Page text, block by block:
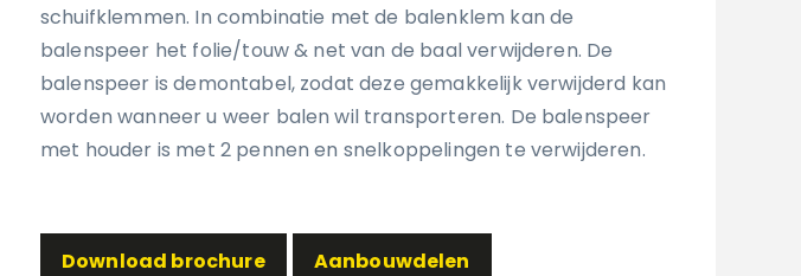
schuifklemmen. In combinatie met de balenklem kan de
balenspeer het folie/touw & net van de baal verwijderen. De
balenspeer is demontabel, zodat deze gemakkelijk verwijderd kan
worden wanneer u weer balen wil transporteren. De balenspeer
met houder is met 2 pennen en snelkoppelingen te verwijderen.
Download brochure Aanbouwdelen